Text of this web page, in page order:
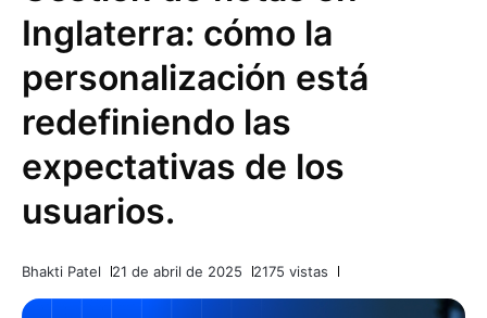
Inglaterra: cómo la
personalización está
redefiniendo las
expectativas de los
usuarios.
Bhakti Patel 21 de abril de 2025 2175 vistas